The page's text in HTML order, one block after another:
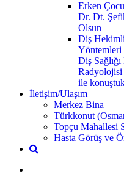
Erken
Dr. Dt.
Olsun
Diş
Yöntemleri
Diş
ile
İletişim/Ulaşım
Merkez Bina
Türkkonut
Topçu Mahallesi
Hasta Görüş ve